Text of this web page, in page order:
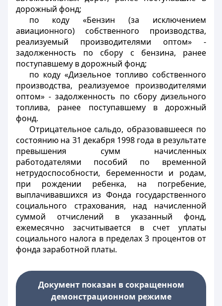
дорожный фонд;
по коду «Бензин (за исключением
авиационного) собственного производства,
реализуемый производителями оптом» -
задолженность по сбору с бензина, ранее
поступавшему в дорожный фонд;
по коду «Дизельное топливо собственного
производства, реализуемое производителями
оптом» - задолженность по сбору дизельного
топлива, ранее поступавшему в дорожный
фонд.
Отрицательное сальдо, образовавшееся по
состоянию на 31 декабря 1998 года в результате
превышения сумм начисленных
работодателями пособий по временной
нетрудоспособности, беременности и родам,
при рождении ребенка, на погребение,
выплачивавшихся из Фонда государственного
социального страхования, над начисленной
суммой отчислений в указанный фонд,
ежемесячно засчитывается в счет уплаты
социального налога в пределах 3 процентов от
фонда заработной платы.
Документ показан в сокращенном
демонстрационном режиме